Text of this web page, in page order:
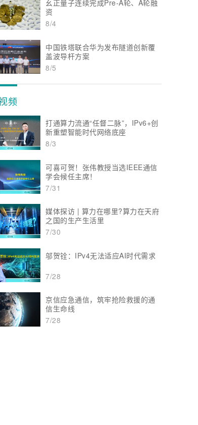
幺正量子连续完成Pre-A轮、A轮融
资
8/4
中国铁塔联合华为发布隧道创新覆
盖波导杆方案
8/5
频
打通算力流通“任督二脉”，IPv6+创
新重塑智能时代网络底座
8/3
可喜可贺！张伟教授当选IEEE通信
学会候任主席！
7/31
媒体探访 | 算力在哪里?算力在天府
之国的生产生活里
7/30
邬贺铨：IPv4无法适应AI时代需求
7/28
京信应急通信，筑牢抢险救援的通
信生命线
7/28